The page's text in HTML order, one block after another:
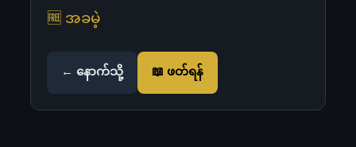
🆓 အခမဲ့
← နောက်သို့ 📖 ဖတ်ရန်